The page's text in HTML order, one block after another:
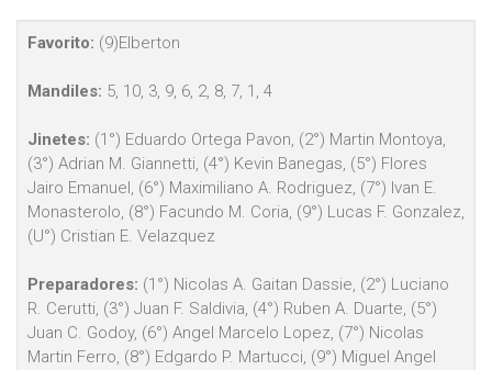
Favorito: (9)Elberton
Mandiles: 5, 10, 3, 9, 6, 2, 8, 7, 1, 4
Jinetes: (1°) Eduardo Ortega Pavon, (2°) Martin Montoya,
(3°) Adrian M. Giannetti, (4°) Kevin Banegas, (5°) Flores
Jairo Emanuel, (6°) Maximiliano A. Rodriguez, (7°) Ivan E.
Monasterolo, (8°) Facundo M. Coria, (9°) Lucas F. Gonzalez,
(U°) Cristian E. Velazquez
Preparadores: (1°) Nicolas A. Gaitan Dassie, (2°) Luciano
R. Cerutti, (3°) Juan F. Saldivia, (4°) Ruben A. Duarte, (5°)
Juan C. Godoy, (6°) Angel Marcelo Lopez, (7°) Nicolas
Martin Ferro, (8°) Edgardo P. Martucci, (9°) Miguel Angel